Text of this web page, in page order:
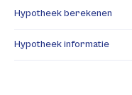
Hypotheek berekenen
Hypotheek informatie